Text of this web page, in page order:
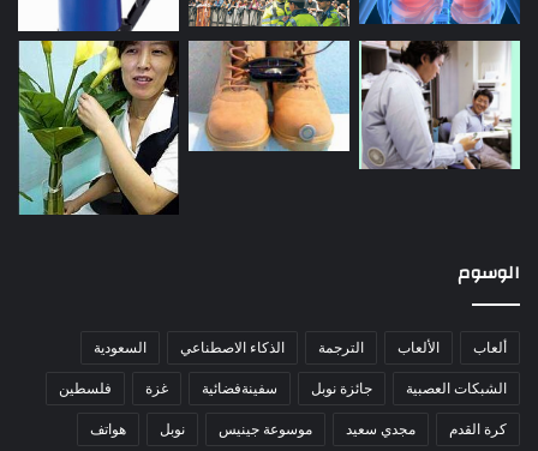
الوسوم
ألعاب الألعاب الترجمة الذكاء الاصطناعي السعودية
الشبكات العصبية جائزة نوبل سفينةفضائية غزة فلسطين
كرة القدم مجدي سعيد موسوعة جينيس نوبل هواتف